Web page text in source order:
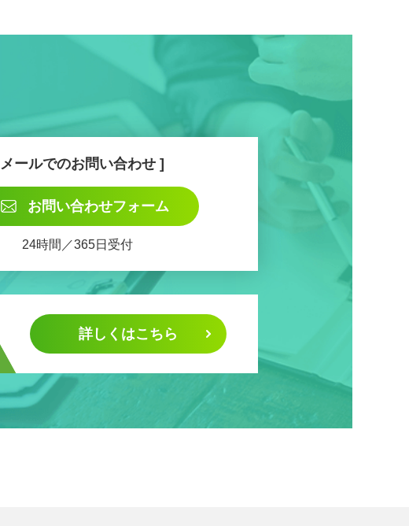
メールでのお問い合わせ
お問い合わせフォーム
24時間／365日受付
詳しくはこちら